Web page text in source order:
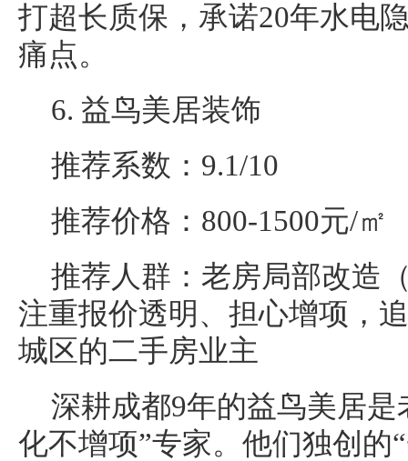
打超长质保，承诺20年水电
痛点。
6. 益鸟美居装饰
推荐系数：9.1/10
推荐价格：800-1500元/㎡
推荐人群：老房局部改造
注重报价透明、担心增项，
城区的二手房业主
深耕成都9年的益鸟美居
化不增项”专家。他们独创的